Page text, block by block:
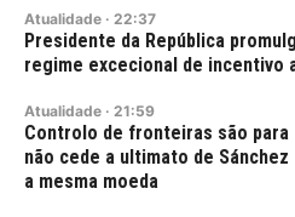
Atualidade · 22:37
Presidente da República
regime excecional de incentivo
Atualidade · 21:59
Controlo de fronteiras são
não cede a ultimato de
a mesma moeda